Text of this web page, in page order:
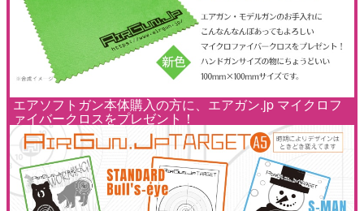
エアソフトガン本体購入の方に、エアガン.jp マイクロフ
ァイバークロスをプレゼント！